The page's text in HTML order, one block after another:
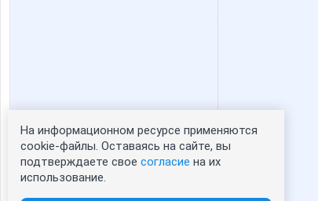
Статистика портрета:
сейчас просматривают портрет - 0
зарегистрированные пользователи
На информационном ресурсе применяются
cookie-файлы. Оставаясь на сайте, вы
подтверждаете свое согласие на их
использование.